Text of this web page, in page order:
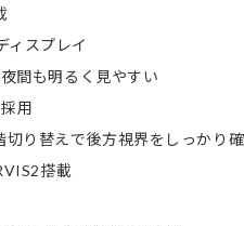
ィスプレイ
間も明るく見やすい
用
り替えで後方視界をしっかり
搭載